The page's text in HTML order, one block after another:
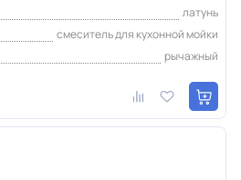
латунь
смеситель для кухонной мойки
рычажный